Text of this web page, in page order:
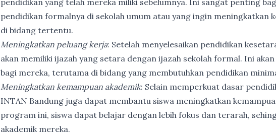
pendidikan formalnya di sekolah umum atau yang ingin meningkatkan
di bidang tertentu.
Meningkatkan peluang kerja: Setelah menyelesaikan pendidikan
akan memiliki ijazah yang setara dengan ijazah sekolah formal. Ini
bagi mereka, terutama di bidang yang membutuhkan pendidikan
Meningkatkan kemampuan akademik: Selain memperkuat dasar
INTAN Bandung juga dapat membantu siswa meningkatkan
program ini, siswa dapat belajar dengan lebih fokus dan terarah,
akademik mereka.